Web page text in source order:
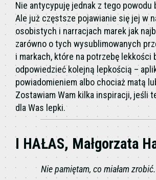
Nie antycypuję jednak z tego powodu
Ale już częstsze pojawianie się jej w
osobistych i narracjach marek jak
zarówno o tych wysublimowanych
i markach, które na potrzebę lekkości
odpowiedzieć kolejną lepkością –
powiadomieniem albo chociaż matą
Zostawiam Wam kilka inspiracji, jeśli
dla Was lepki.
I HAŁAS, Małgorzata
Nie pamiętam, co miałam zrobić.